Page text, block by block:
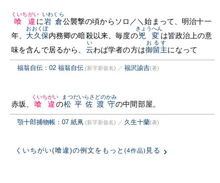
喰違
くいちがい
に岩倉
いわくら
公襲撃の頃からソロ／＼始まって、明治十一
年、 大久保
おおくぼ
内務卿の暗殺以来、毎度の兇変
きょうへん
は皆政治上の意
味を含んで居るから、 云
い
わば学者の方は御留主
おるす
になって
福翁自伝：02 福翁自伝 (新字新仮名) ／ 福沢諭吉(著)
赤坂、 喰違
くいちがい
の松平佐渡守
まつだいらさどのかみ
の中間部屋。
顎十郎捕物帳：07 紙凧 (新字新仮名) ／ 久生十蘭(著)
くいちがい(喰違)の例文をもっと (4作品) 見る